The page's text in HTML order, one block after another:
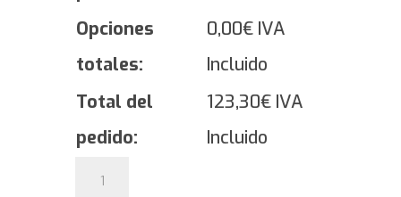
Opciones
totales:
0,00€ IVA
Incluido
Total del
pedido:
123,30€ IVA
Incluido
ADVAN